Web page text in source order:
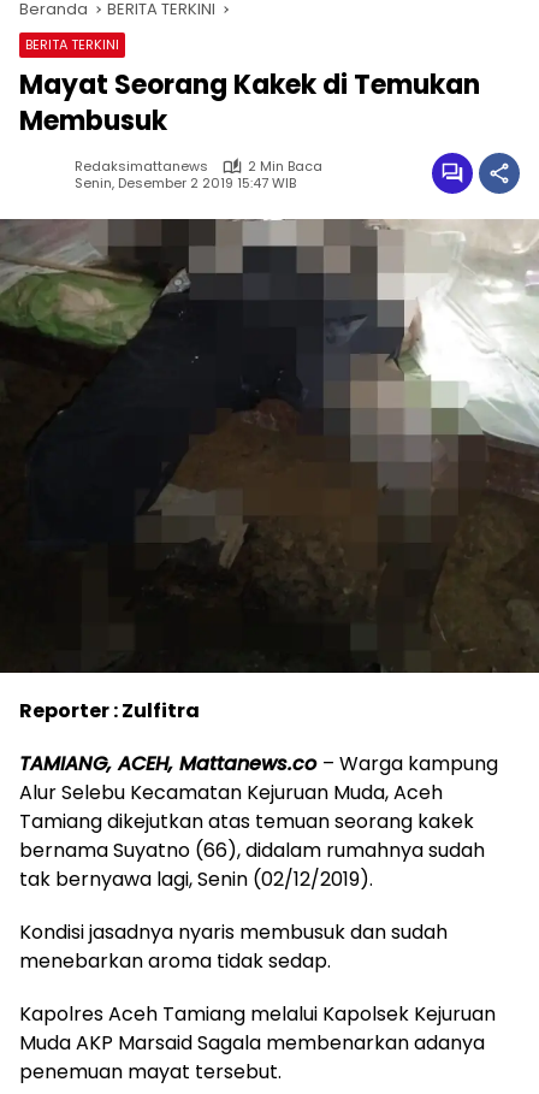
Beranda BERITA TERKINI
BERITA TERKINI
Mayat Seorang Kakek di Temukan
Membusuk
Redaksimattanews
2 Min Baca
Senin, Desember 2 2019 15:47 WIB
Reporter : Zulfitra
TAMIANG, ACEH, Mattanews.co – Warga kampung
Alur Selebu Kecamatan Kejuruan Muda, Aceh
Tamiang dikejutkan atas temuan seorang kakek
bernama Suyatno (66), didalam rumahnya sudah
tak bernyawa lagi, Senin (02/12/2019).
Kondisi jasadnya nyaris membusuk dan sudah
menebarkan aroma tidak sedap.
Kapolres Aceh Tamiang melalui Kapolsek Kejuruan
Muda AKP Marsaid Sagala membenarkan adanya
penemuan mayat tersebut.